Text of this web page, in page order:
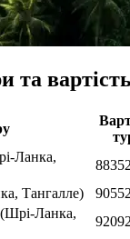
та вартість
Ланка,
Тангалле)
Ланка,